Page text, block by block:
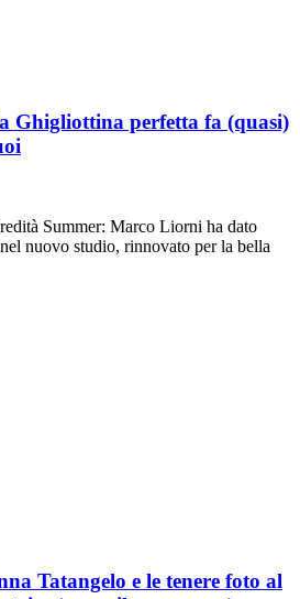
Ghigliottina perfetta fa (quasi)
Summer: Marco Liorni ha dato
nuovo studio, rinnovato per la bella
Tatangelo e le tenere foto al